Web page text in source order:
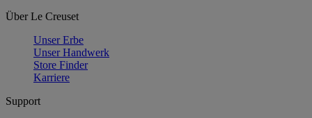
Über Le Creuset
Unser Erbe
Unser Handwerk
Store Finder
Karriere
Support